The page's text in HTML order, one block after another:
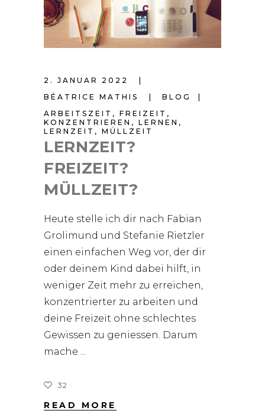
2. JANUAR 2022
BÉATRICE MATHIS
BLOG
ARBEITSZEIT , FREIZEIT ,
KONZENTRIEREN , LERNEN ,
LERNZEIT , MÜLLZEIT
LERNZEIT?
FREIZEIT?
MÜLLZEIT?
Heute stelle ich dir nach Fabian
Grolimund und Stefanie Rietzler
einen einfachen Weg vor, der dir
oder deinem Kind dabei hilft, in
weniger Zeit mehr zu erreichen,
konzentrierter zu arbeiten und
deine Freizeit ohne schlechtes
Gewissen zu geniessen. Darum
mache
32
READ MORE